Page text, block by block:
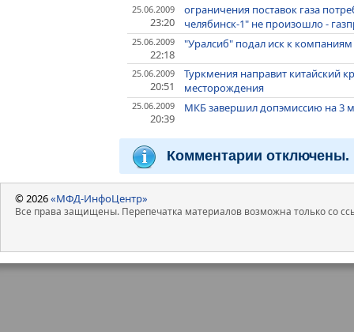
25.06.2009
23:20
ограничения поставок газа
челябинск-1" не произошло -
25.06.2009
22:18
"Уралсиб" подал иск к
25.06.2009
20:51
Туркмения направит китайский
месторождения
25.06.2009
20:39
МКБ завершил допэмиссию на 3
Комментарии отключены.
© 2026«МФД-ИнфоЦентр»
Все права защищены. Перепечатка материалов возможна только со